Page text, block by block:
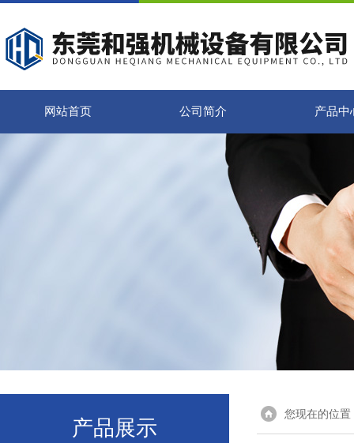
网站首页 公司简介 产品中
产品展示
您现在的位置